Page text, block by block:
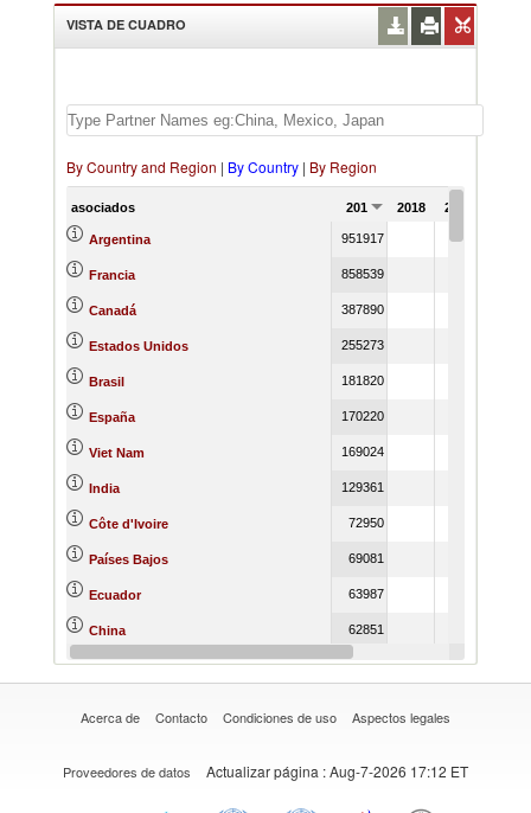
VISTA DE CUADRO
By Country and Region | By Country | By Region
asociados 2017 2018 2019
Argentina 951917
Francia 858539
Canadá 387890
Estados Unidos 255273
Brasil 181820
España 170220
Viet Nam 169024
India 129361
Côte d'Ivoire 72950
Países Bajos 69081
Ecuador 63987
China 62851
Ucrania 62300
Acerca de Contacto Condiciones de uso Aspectos legales
Proveedores de datos Actualizar página : Aug-7-2026 17:12 ET